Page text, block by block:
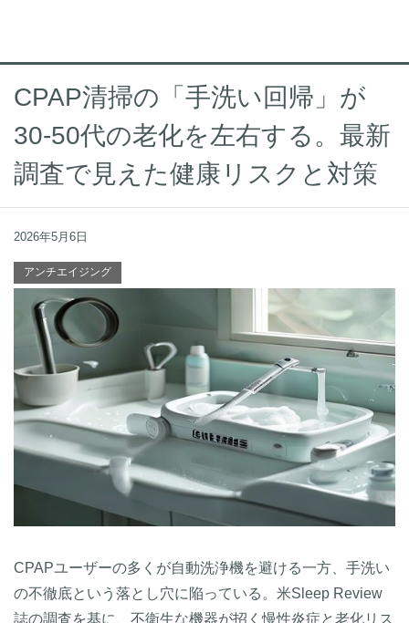
CPAP清掃の「手洗い回帰」が
30-50代の老化を左右する。最新
調査で見えた健康リスクと対策
2026年5月6日
アンチエイジング
CPAPユーザーの多くが自動洗浄機を避ける一方、手洗い
の不徹底という落とし穴に陥っている。米Sleep Review
誌の調査を基に、不衛生な機器が招く慢性炎症と老化リス